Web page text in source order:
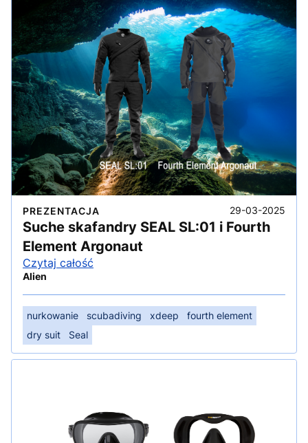
PREZENTACJA 29-03-2025
Suche skafandry SEAL SL:01 i Fourth
Element Argonaut
Czytaj całość
Alien
nurkowanie scubadiving xdeep
fourth element
dry suit
Seal